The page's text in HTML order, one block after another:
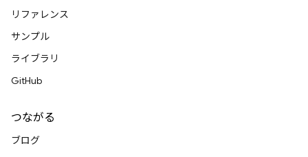
リファレンス
サンプル
ライブラリ
GitHub
つながる
ブログ